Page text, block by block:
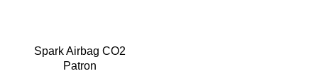
Spark Airbag CO2
Patron